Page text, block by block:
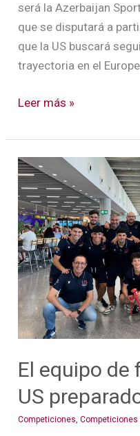
será la Azerbaijan
que se disputará a
que la US buscará
trayectoria en el
Leer más »
El equipo de
US
Competiciones,
El
equipo
de
fútbol
sala
de
la
US
preparado
para
su
debut